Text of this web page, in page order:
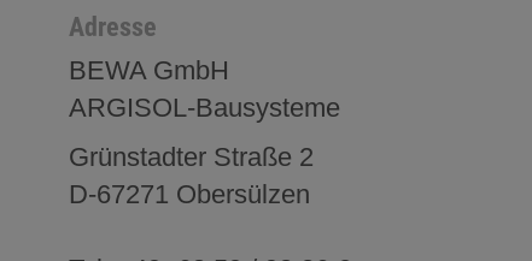
Adresse
BEWA GmbH
ARGISOL-Bausysteme
Grünstadter Straße 2
D-67271 Obersülzen